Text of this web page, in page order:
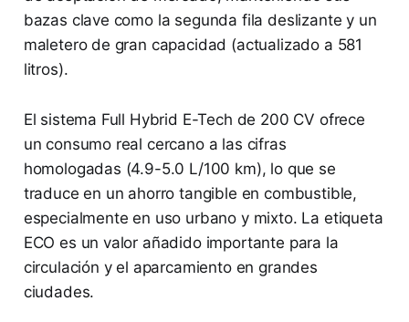
bazas clave como la segunda fila deslizante y un
maletero de gran capacidad (actualizado a 581
litros).
El sistema Full Hybrid E-Tech de 200 CV ofrece
un consumo real cercano a las cifras
homologadas (4.9-5.0 L/100 km), lo que se
traduce en un ahorro tangible en combustible,
especialmente en uso urbano y mixto. La etiqueta
ECO es un valor añadido importante para la
circulación y el aparcamiento en grandes
ciudades.